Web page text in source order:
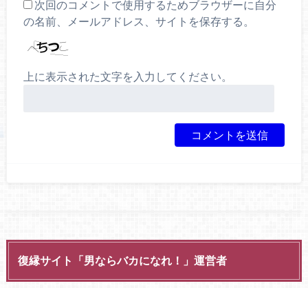
次回のコメントで使用するためブラウザーに自分
の名前、メールアドレス、サイトを保存する。
上に表示された文字を入力してください。
復縁サイト「男ならバカになれ！」運営者